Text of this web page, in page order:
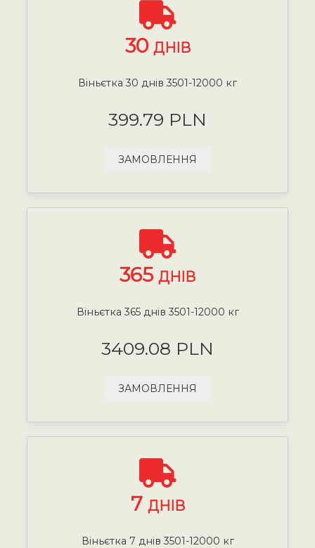
30 ДНІВ
Віньєтка 30 днів 3501-12000 кг
399.79 PLN
ЗАМОВЛЕННЯ
365 ДНІВ
Віньєтка 365 днів 3501-12000 кг
3409.08 PLN
ЗАМОВЛЕННЯ
7 ДНІВ
Віньєтка 7 днів 3501-12000 кг